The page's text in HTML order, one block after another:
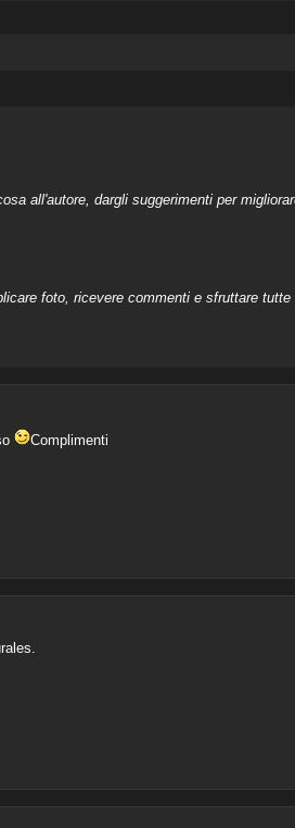
all'autore, dargli suggerimenti per
foto, ricevere commenti e sfruttare
Complimenti